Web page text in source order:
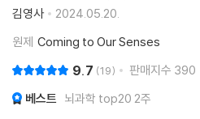
김영사
2024.05.20.
원제 Coming to Our Senses
9.7 19 판매지수 390
베스트 뇌과학 top20 2주